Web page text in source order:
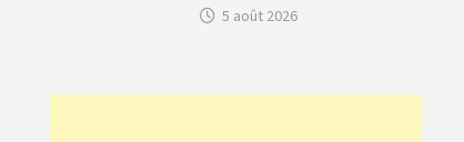
5 août 2026